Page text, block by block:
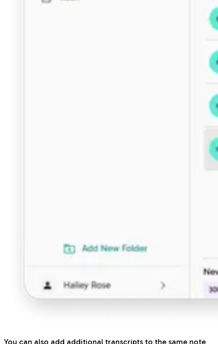
You can also add additional transcripts to the same note